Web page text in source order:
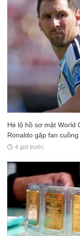
Hé lộ hồ sơ mật World
Ronaldo gặp fan
4 giờ trước